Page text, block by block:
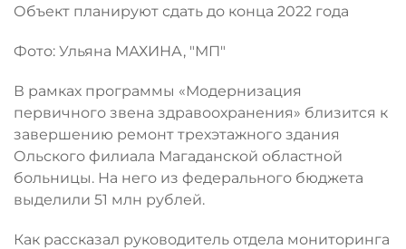
Объект планируют сдать до конца 2022 года
Фото: Ульяна МАХИНА, "МП"
В рамках программы «Модернизация
первичного звена здравоохранения» близится к
завершению ремонт трехэтажного здания
Ольского филиала Магаданской областной
больницы. На него из федерального бюджета
выделили 51 млн рублей.
Как рассказал руководитель отдела мониторинга